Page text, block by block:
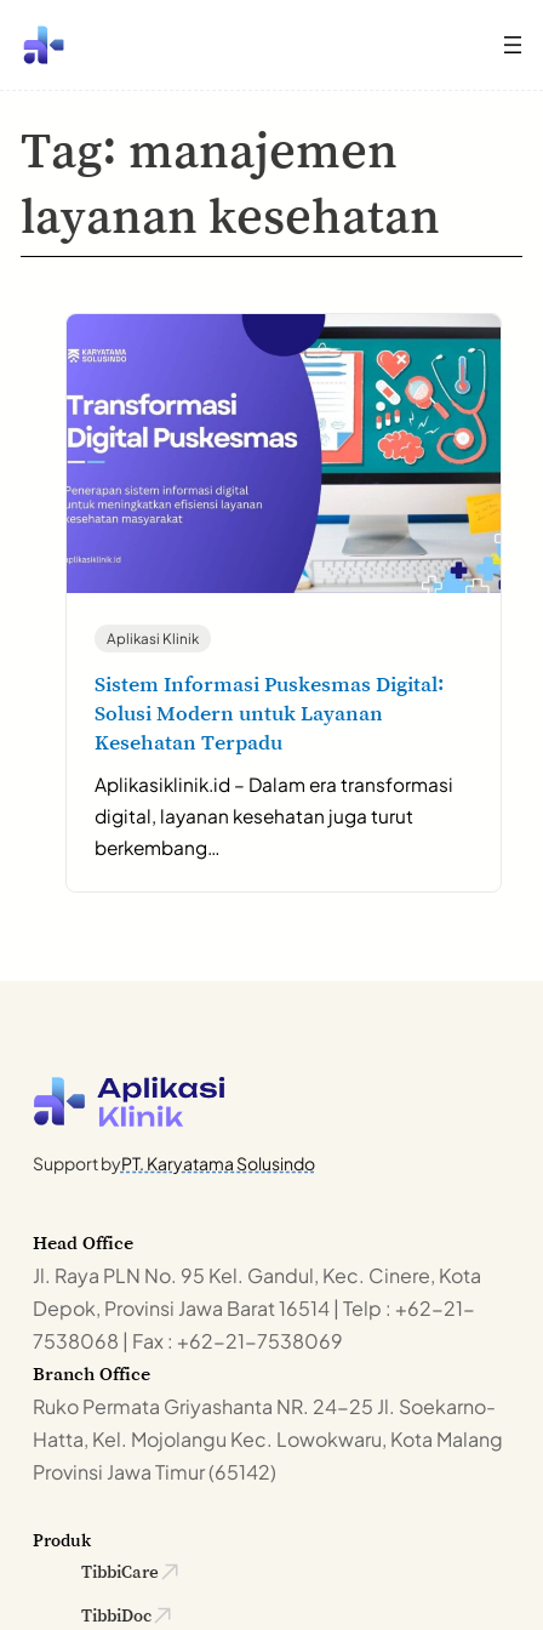
Tag: manajemen
layanan kesehatan
Aplikasi Klinik
Sistem Informasi Puskesmas Digital:
Solusi Modern untuk Layanan
Kesehatan Terpadu
Aplikasiklinik.id – Dalam era transformasi
digital, layanan kesehatan juga turut
berkembang…
Support byPT. Karyatama Solusindo
Head Office
Jl. Raya PLN No. 95 Kel. Gandul, Kec. Cinere, Kota
Depok, Provinsi Jawa Barat 16514 | Telp : +62-21-
7538068 | Fax : +62-21-7538069
Branch Office
Ruko Permata Griyashanta NR. 24-25 Jl. Soekarno-
Hatta, Kel. Mojolangu Kec. Lowokwaru, Kota Malang
Provinsi Jawa Timur (65142)
Produk
TibbiCare
TibbiDoc